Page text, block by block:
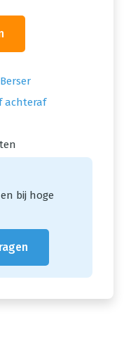
achteraf
bij hoge